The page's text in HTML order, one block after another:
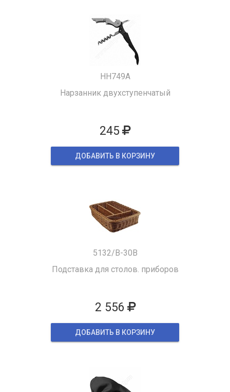
HH749A
Нарзанник двухступенчатый
245
ДОБАВИТЬ В КОРЗИНУ
5132/B-30B
Подставка для столов. приборов
2 556
ДОБАВИТЬ В КОРЗИНУ